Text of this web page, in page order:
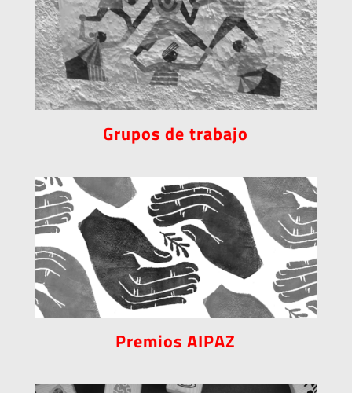
Grupos de trabajo
Premios AIPAZ